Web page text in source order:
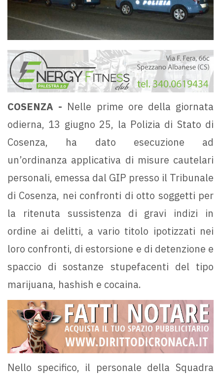
COSENZA - Nelle prime ore della giornata
odierna, 13 giugno 25, la Polizia di Stato di
Cosenza, ha dato esecuzione ad
un’ordinanza applicativa di misure cautelari
personali, emessa dal GIP presso il Tribunale
di Cosenza, nei confronti di otto soggetti per
la ritenuta sussistenza di gravi indizi in
ordine ai delitti, a vario titolo ipotizzati nei
loro confronti, di estorsione e di detenzione e
spaccio di sostanze stupefacenti del tipo
marijuana, hashish e cocaina.
Nello specifico, il personale della Squadra